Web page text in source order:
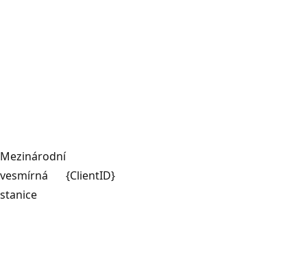
Mezinárodní
vesmírná
stanice
{ClientID}